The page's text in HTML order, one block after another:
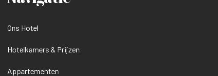
Ons Hotel
Hotelkamers & Prijzen
Appartementen